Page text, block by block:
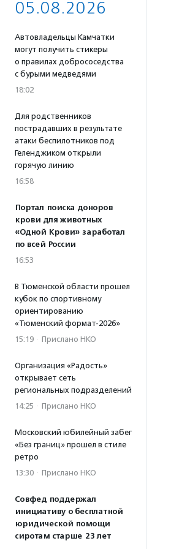
05.08.2026
Автовладельцы Камчатки
могут получить стикеры
о правилах добрососедства
с бурыми медведями
18:02
Для родственников
пострадавших в результате
атаки беспилотников под
Геленджиком открыли
горячую линию
16:58
Портал поиска доноров
крови для животных
«Одной Крови» заработал
по всей России
16:53
В Тюменской области прошел
кубок по спортивному
ориентированию
«Тюменский формат-2026»
15:19 · Прислано НКО
Организация «Радость»
открывает сеть
региональных подразделений
14:25 · Прислано НКО
Московский юбилейный забег
«Без границ» прошел в стиле
ретро
13:30 · Прислано НКО
Совфед поддержал
инициативу о бесплатной
юридической помощи
сиротам старше 23 лет